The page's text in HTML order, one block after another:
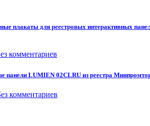
плакаты для реестровых интерактивных
комментариев
панели LUMIEN 02CLRU из реестра
комментариев